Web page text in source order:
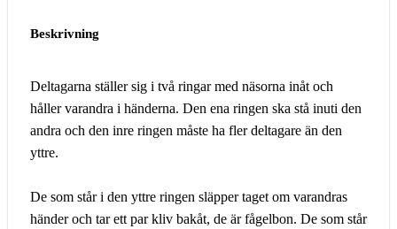
Beskrivning
Deltagarna ställer sig i två ringar med näsorna inåt och
håller varandra i händerna. Den ena ringen ska stå inuti den
andra och den inre ringen måste ha fler deltagare än den
yttre.
De som står i den yttre ringen släpper taget om varandras
händer och tar ett par kliv bakåt, de är fågelbon. De som står